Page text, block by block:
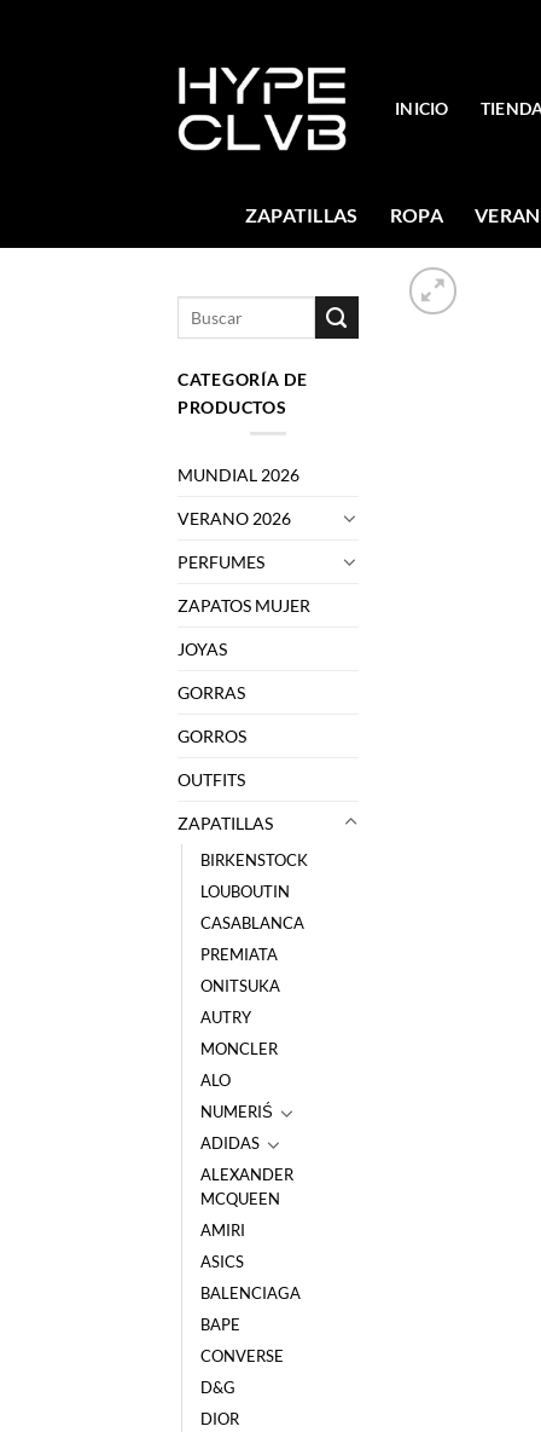
INICIO
ZAPATILLAS ROPA
CATEGORÍA DE
PRODUCTOS
MUNDIAL 2026
VERANO 2026
PERFUMES
ZAPATOS MUJER
JOYAS
GORRAS
GORROS
OUTFITS
ZAPATILLAS
BIRKENSTOCK
LOUBOUTIN
CASABLANCA
PREMIATA
ONITSUKA
AUTRY
MONCLER
ALO
NUMERIŚ
ADIDAS
ALEXANDER
MCQUEEN
AMIRI
ASICS
BALENCIAGA
BAPE
CONVERSE
D&G
DIOR